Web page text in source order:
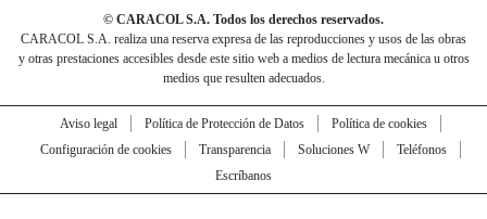
© CARACOL S.A. Todos los derechos reservados.
CARACOL S.A. realiza una reserva expresa de las reproducciones y usos de las obras
y otras prestaciones accesibles desde este sitio web a medios de lectura mecánica u otros
medios que resulten adecuados.
Aviso legal Política de Protección de Datos
Política de cookies
Configuración de cookies
Transparencia Soluciones W
Teléfonos
Escríbanos